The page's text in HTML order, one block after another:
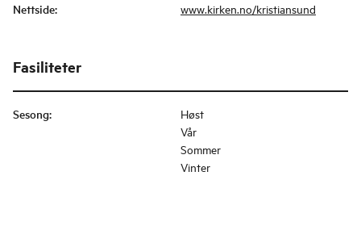
Nettside: www.kirken.no/kristiansund
Fasiliteter
Sesong:
Høst
Vår
Sommer
Vinter